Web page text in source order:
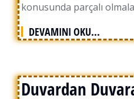
konusunda parçalı
DEVAMINI OKU...
Duvardan